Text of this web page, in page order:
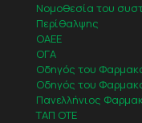
Νομοθεσία του
Περίθαλψης
ΟΑΕΕ
ΟΓΑ
Οδηγός του
Οδηγός του
Πανελλήνιος
ΤΑΠ ΟΤΕ